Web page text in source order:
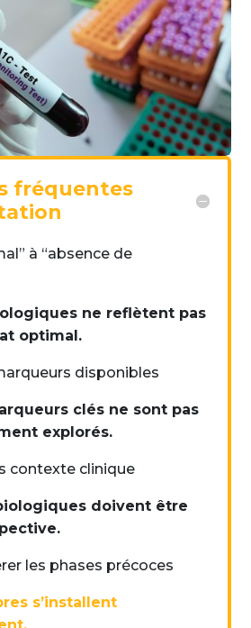
fréquentes
à “absence de
ne reflètent pas
optimal.
disponibles
clés ne sont pas
explorés.
contexte clinique
doivent être
les phases précoces
s’installent